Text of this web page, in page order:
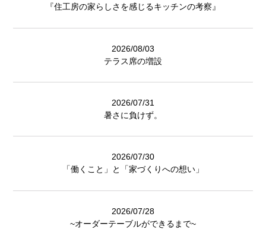
『住工房の家らしさを感じるキッチンの考察』
2026/08/03
テラス席の増設
2026/07/31
暑さに負けず。
2026/07/30
「働くこと」と「家づくりへの想い」
2026/07/28
~オーダーテーブルができるまで~